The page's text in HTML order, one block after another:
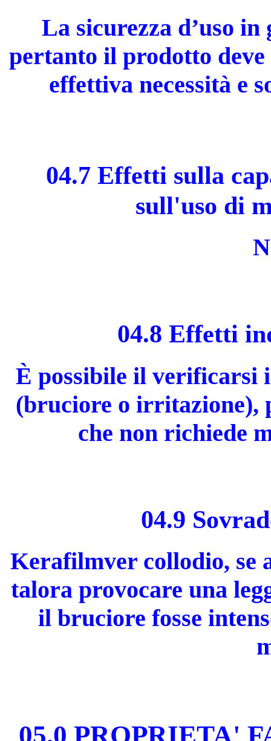
La sicurezza d’uso
pertanto il prodotto deve
effettiva necessità e
04.7 Effetti sulla
sull'uso di
04.8 Effetti
È possibile il verificarsi
(bruciore o irritazione),
che non richiede
04.9
Kerafilmver collodio, se
talora provocare una
il bruciore fosse